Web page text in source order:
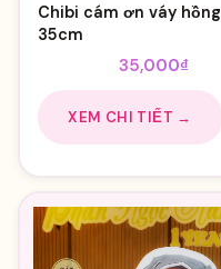
Chibi cám ơn váy hồng
35cm
Giá
gốc
là:
40,000₫.
35,000₫
hiện
tại
là:
XEM CHI TIẾT →